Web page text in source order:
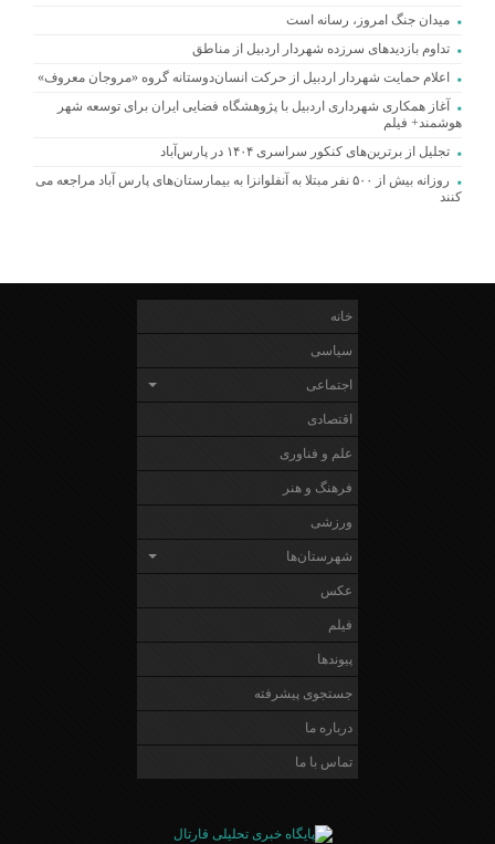
میدان جنگ امروز، رسانه است
تداوم بازدیدهای سرزده شهردار اردبیل از مناطق
اعلام حمایت شهردار اردبیل از حرکت انسان‌دوستانه گروه «مروجان معروف»
آغاز همکاری شهرداری اردبیل با پژوهشگاه فضایی ایران برای توسعه شهر
هوشمند+ فیلم
تجلیل از برترین‌های کنکور سراسری ۱۴۰۴ در پارس‌آباد
روزانه بیش از ۵۰۰ نفر مبتلا به آنفلوانزا به بیمارستان‌های پارس آباد مراجعه می
کنند
خانه
سیاسی
اجتماعی
اقتصادی
علم و فناوری
فرهنگ و هنر
ورزشی
شهرستان‌ها
عکس
فیلم
پیوندها
جستجوی پیشرفته
درباره ما
تماس با ما